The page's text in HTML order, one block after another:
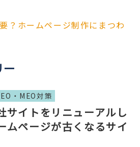
？ホームページ制作にまつわ
ー
・MEO対策
サイトをリニューアルし
ムページが古くなるサイ